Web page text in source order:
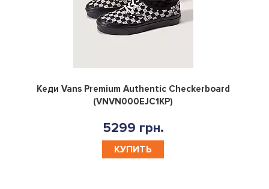
0
Кеди Vans Premium Authentic Checkerboard
(VNVN000EJC1KP)
5299 грн.
КУПИТЬ